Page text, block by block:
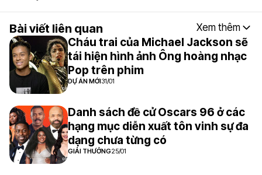
Bài viết liên quan Xem thêm
Cháu trai của Michael Jackson sẽ
tái hiện hình ảnh Ông hoàng nhạc
Pop trên phim
DỰ ÁN MỚI31/01
Danh sách đề cử Oscars 96 ở các
hạng mục diễn xuất tôn vinh sự đa
dạng chưa từng có
GIẢI THƯỞNG25/01